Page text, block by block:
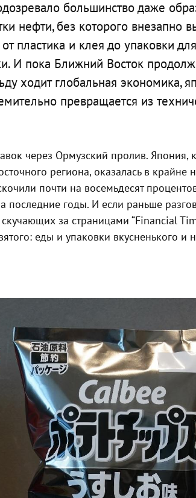
большинство даже
нефти, без которого внезапно
пластика и клея до упаковки
И пока Ближний Восток
ходит глобальная экономика,
превращается из
через Ормузский пролив. Япония,
региона, оказалась в крайне
почти на восемьдесят
последние годы. И если раньше
за страницами “Financial
еды и упаковки вкусненького и